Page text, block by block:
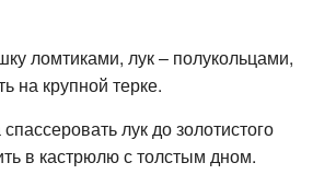
ломтиками, лук – полукольцами,
на крупной терке.
лук до золотистого
в кастрюлю с толстым дном.